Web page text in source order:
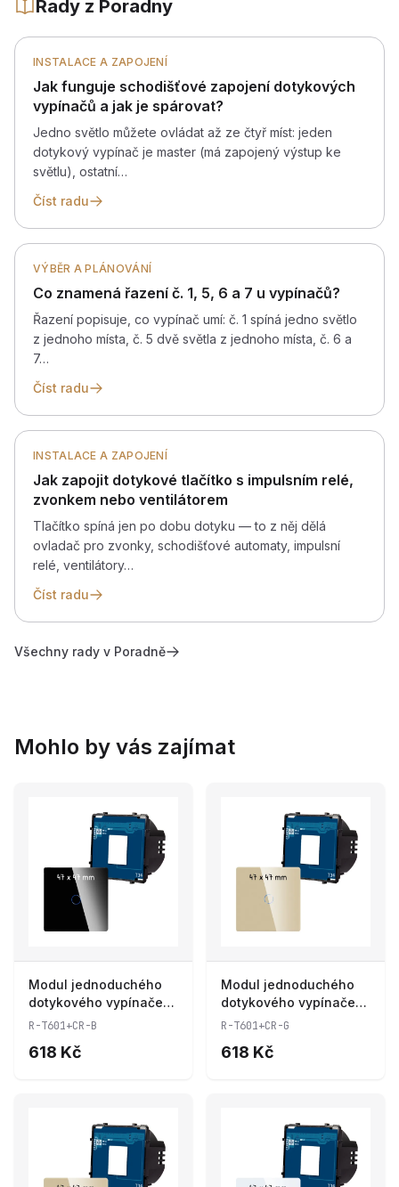
Rady z Poradny
INSTALACE A ZAPOJENÍ
Jak funguje schodišťové zapojení dotykových
vypínačů a jak je spárovat?
Jedno světlo můžete ovládat až ze čtyř míst: jeden
dotykový vypínač je master (má zapojený výstup ke
světlu), ostatní…
Číst radu
VÝBĚR A PLÁNOVÁNÍ
Co znamená řazení č. 1, 5, 6 a 7 u vypínačů?
Řazení popisuje, co vypínač umí: č. 1 spíná jedno světlo
z jednoho místa, č. 5 dvě světla z jednoho místa, č. 6 a
7…
Číst radu
INSTALACE A ZAPOJENÍ
Jak zapojit dotykové tlačítko s impulsním relé,
zvonkem nebo ventilátorem
Tlačítko spíná jen po dobu dotyku — to z něj dělá
ovladač pro zvonky, schodišťové automaty, impulsní
relé, ventilátory…
Číst radu
Všechny rady v Poradně
Mohlo by vás zajímat
Modul jednoduchého
dotykového vypínače
R-T601+CR-B
R-T601+CR-B
618 Kč
Modul jednoduchého
dotykového vypínače
R-T601+CR-G
R-T601+CR-G
618 Kč